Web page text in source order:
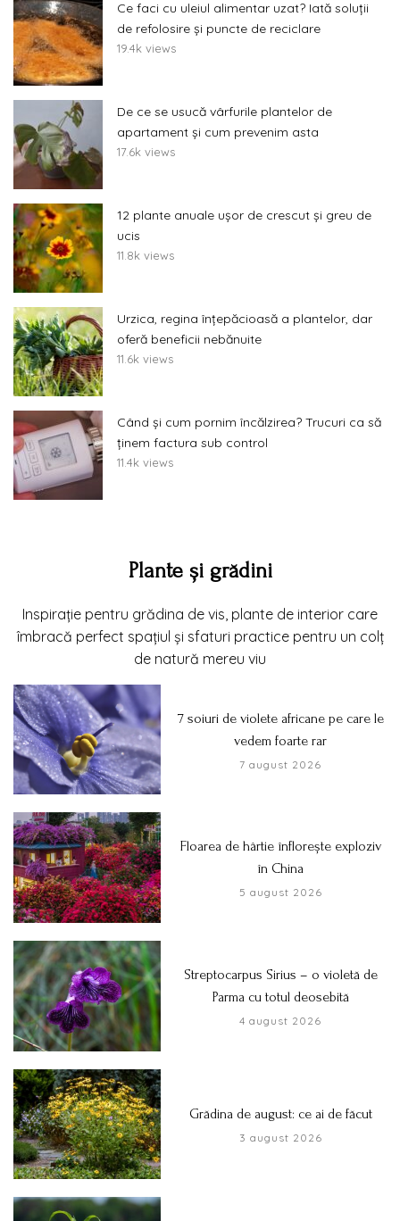
Ce faci cu uleiul alimentar uzat? Iată soluții
de refolosire și puncte de reciclare
19.4k views
De ce se usucă vârfurile plantelor de
apartament și cum prevenim asta
17.6k views
12 plante anuale ușor de crescut și greu de
ucis
11.8k views
Urzica, regina înțepăcioasă a plantelor, dar
oferă beneficii nebănuite
11.6k views
Când și cum pornim încălzirea? Trucuri ca să
ținem factura sub control
11.4k views
Plante și grădini
Inspirație pentru grădina de vis, plante de interior care
îmbracă perfect spațiul și sfaturi practice pentru un colț
de natură mereu viu
7 soiuri de violete africane pe care le
vedem foarte rar
7 august 2026
Floarea de hârtie înflorește exploziv
în China
5 august 2026
Streptocarpus Sirius – o violetă de
Parma cu totul deosebită
4 august 2026
Grădina de august: ce ai de făcut
3 august 2026